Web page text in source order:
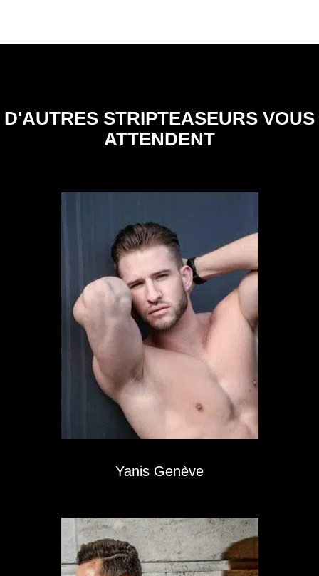
D'AUTRES STRIPTEASEURS VOUS
ATTENDENT
Yanis Genève